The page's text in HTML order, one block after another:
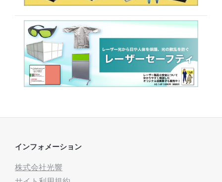
インフォメーション
株式会社光響